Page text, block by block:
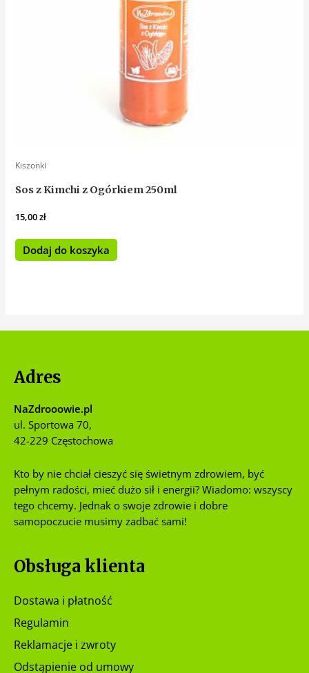
Kiszonki
Sos z Kimchi z Ogórkiem 250ml
15,00zł
Dodaj do koszyka
Adres
NaZdrooowie.pl
ul. Sportowa 70,
42-229 Częstochowa
Kto by nie chciał cieszyć się świetnym zdrowiem, być
pełnym radości, mieć dużo sił i energii? Wiadomo: wszyscy
tego chcemy. Jednak o swoje zdrowie i dobre
samopoczucie musimy zadbać sami!
Obsługa klienta
Dostawa i płatność
Regulamin
Reklamacje i zwroty
Odstąpienie od umowy